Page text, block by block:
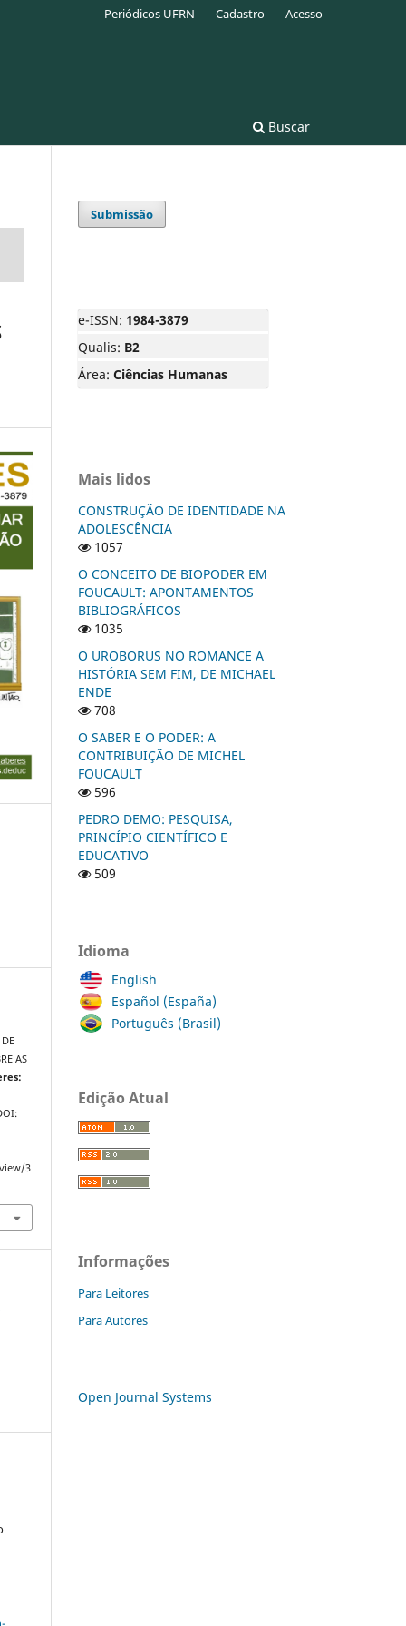
Buscar
Periódicos UFRN Cadastro Acesso
AS
3
Submissão
e-ISSN: 1984-3879
Qualis: B2
Área: Ciências Humanas
Mais lidos
CONSTRUÇÃO DE IDENTIDADE NA
ADOLESCÊNCIA
1057
O CONCEITO DE BIOPODER EM
FOUCAULT: APONTAMENTOS
BIBLIOGRÁFICOS
1035
O UROBORUS NO ROMANCE A
HISTÓRIA SEM FIM, DE MICHAEL
ENDE
708
O SABER E O PODER: A
CONTRIBUIÇÃO DE MICHEL
FOUCAULT
596
PEDRO DEMO: PESQUISA,
PRINCÍPIO CIENTÍFICO E
EDUCATIVO
509
Idioma
English
Español (España)
Português (Brasil)
Edição Atual
Informações
Para Leitores
Para Autores
Open Journal Systems